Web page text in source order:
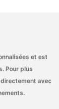
et est
Pour plus
avec